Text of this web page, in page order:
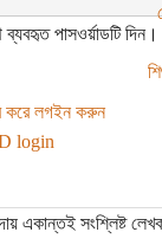
পাসওর্য়াডটি দিন।
করে লগইন করুন
login
একান্তই সংশ্লিষ্ট